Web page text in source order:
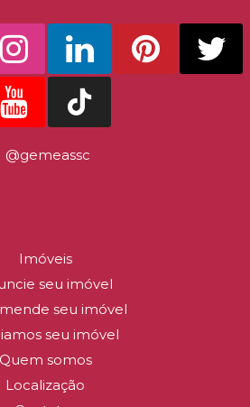
nenhum Imóvel. Redefina
de Busca
@gemeassc
Imóveis
seu imóvel
seu imóvel
seu imóvel
Quem somos
Localização